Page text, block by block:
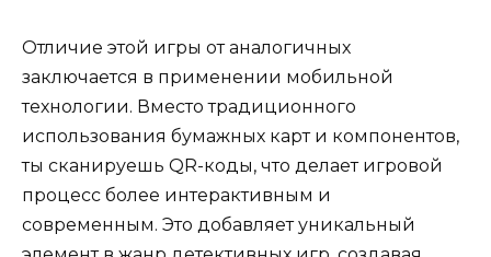
Отличие этой игры от аналогичных
заключается в применении мобильной
технологии. Вместо традиционного
использования бумажных карт и компонентов,
ты сканируешь QR-коды, что делает игровой
процесс более интерактивным и
современным. Это добавляет уникальный